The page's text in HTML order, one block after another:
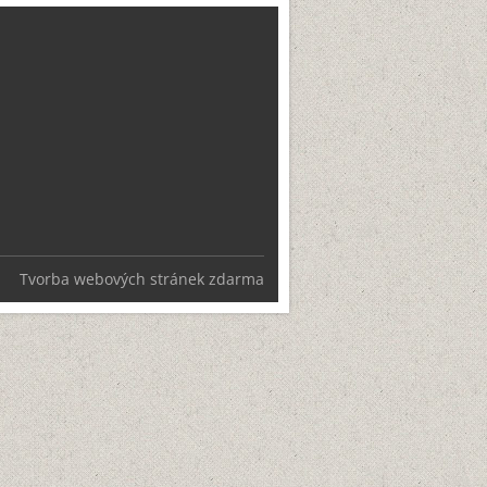
Tvorba webových stránek zdarma